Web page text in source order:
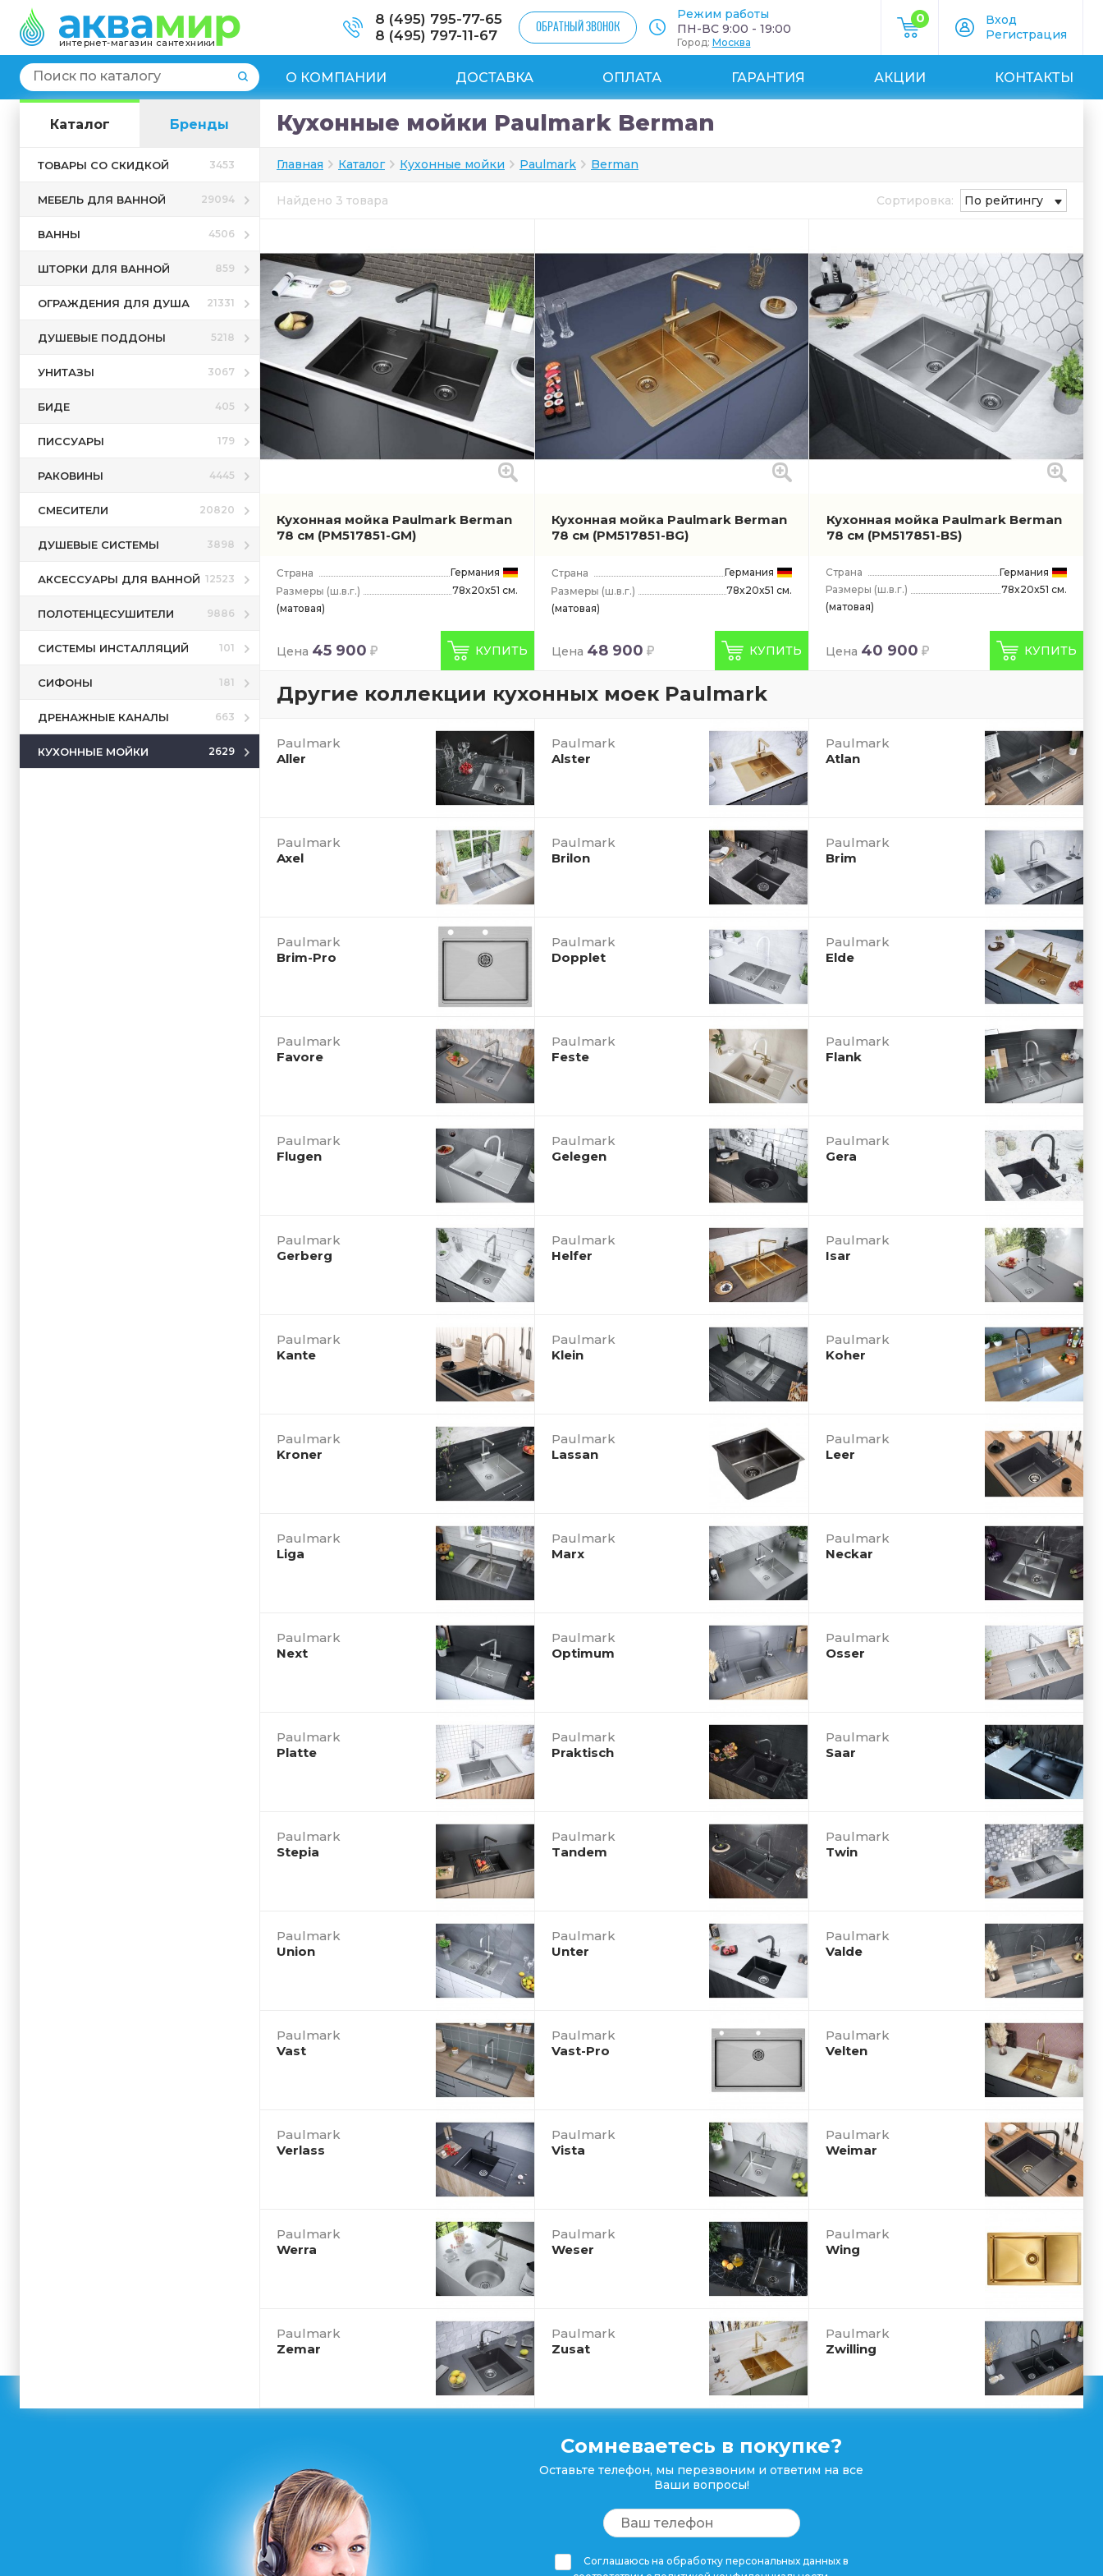
интернет-магазин сантехники
8 (495) 795-77-65
8 (495) 797-11-67
ОБРАТНЫЙ ЗВОНОК
Режим работы
ПН-ВС 9:00 - 19:00
Город: Москва
0
Вход
Регистрация
О КОМПАНИИ ДОСТАВКА ОПЛАТА ГАРАНТИЯ АКЦИИ КОНТАКТЫ
Каталог Бренды
ТОВАРЫ СО СКИДКОЙ 3453
МЕБЕЛЬ ДЛЯ ВАННОЙ 29094
ВАННЫ 4506
ШТОРКИ ДЛЯ ВАННОЙ 859
ОГРАЖДЕНИЯ ДЛЯ ДУША 21331
ДУШЕВЫЕ ПОДДОНЫ 5218
УНИТАЗЫ 3067
БИДЕ 405
ПИССУАРЫ 179
РАКОВИНЫ 4445
СМЕСИТЕЛИ 20820
ДУШЕВЫЕ СИСТЕМЫ 3898
АКСЕССУАРЫ ДЛЯ ВАННОЙ 12523
ПОЛОТЕНЦЕСУШИТЕЛИ 9886
СИСТЕМЫ ИНСТАЛЛЯЦИЙ 101
СИФОНЫ 181
ДРЕНАЖНЫЕ КАНАЛЫ 663
КУХОННЫЕ МОЙКИ 2629
Кухонные мойки Paulmark Berman
Главная Каталог Кухонные мойки Paulmark Berman
Найдено 3 товара Сортировка: По рейтингу
Кухонная мойка Paulmark Berman
78 см (PM517851-GM)
Германия
(ш.в.г.)
78x20x51 см.
(матовая)
Цена 45 900 КУПИТЬ
Кухонная мойка Paulmark Berman
78 см (PM517851-BG)
Германия
(ш.в.г.)
78x20x51 см.
(матовая)
Цена 48 900 КУПИТЬ
Кухонная мойка Paulmark Berman
78 см (PM517851-BS)
Страна
Германия
Размеры (ш.в.г.)
78x20x51 см.
(матовая)
Цена 40 900 КУПИТЬ
Другие коллекции кухонных моек Paulmark
Paulmark
Aller
Paulmark
Alster
Paulmark
Atlan
Paulmark
Axel
Paulmark
Brilon
Paulmark
Brim
Paulmark
Brim-Pro
Paulmark
Dopplet
Paulmark
Elde
Paulmark
Favore
Paulmark
Feste
Paulmark
Flank
Paulmark
Flugen
Paulmark
Gelegen
Paulmark
Gera
Paulmark
Gerberg
Paulmark
Helfer
Paulmark
Isar
Paulmark
Kante
Paulmark
Klein
Paulmark
Koher
Paulmark
Kroner
Paulmark
Lassan
Paulmark
Leer
Paulmark
Liga
Paulmark
Marx
Paulmark
Neckar
Paulmark
Next
Paulmark
Optimum
Paulmark
Osser
Paulmark
Platte
Paulmark
Praktisch
Paulmark
Saar
Paulmark
Stepia
Paulmark
Tandem
Paulmark
Twin
Paulmark
Union
Paulmark
Unter
Paulmark
Valde
Paulmark
Vast
Paulmark
Vast-Pro
Paulmark
Velten
Paulmark
Verlass
Paulmark
Vista
Paulmark
Weimar
Paulmark
Werra
Paulmark
Weser
Paulmark
Wing
Paulmark
Zemar
Paulmark
Zusat
Paulmark
Zwilling
Сомневаетесь в покупке?
Оставьте телефон, мы перезвоним и ответим на все
Ваши вопросы!
Соглашаюсь на обработку персональных данных в